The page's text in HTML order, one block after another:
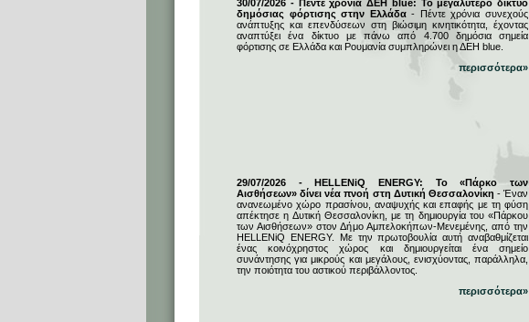
30/07/2026 - Πέντε χρόνια ΔΕΗ blue: Το μεγαλύτερο δίκτυο
δημόσιας φόρτισης στην Ελλάδα- Πέντε χρόνια συνεχούς
ανάπτυξης και επενδύσεων στη βιώσιμη κινητικότητα, έχοντας
αναπτύξει ένα δίκτυο με πάνω από 4.700 δημόσια σημεία
φόρτισης σε Ελλάδα και Ρουμανία συμπληρώνει η ΔΕΗ blue.
περισσότερα»
29/07/2026 - HELLENiQ ENERGY: Το «Πάρκο των
Αισθήσεων» δίνει νέα πνοή στη Δυτική Θεσσαλονίκη - Έναν
ανανεωμένο χώρο πρασίνου, αναψυχής και επαφής με τη φύση
απέκτησε η Δυτική Θεσσαλονίκη, με τη δημιουργία του «Πάρκου
των Αισθήσεων» στον Δήμο Αμπελοκήπων-Μενεμένης, από την
HELLENiQ ENERGY. Με την πρωτοβουλία αυτή αναβαθμίζεται
ένας κοινόχρηστος χώρος και δημιουργείται ένα σημείο
συνάντησης για μικρούς και μεγάλους, ενισχύοντας, παράλληλα,
την ποιότητα του αστικού περιβάλλοντος.
περισσότερα»